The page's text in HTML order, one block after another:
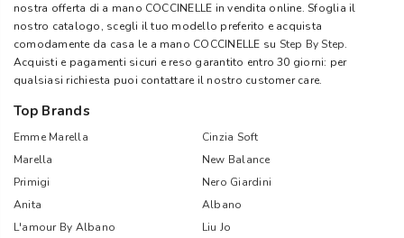
nostra offerta di a mano COCCINELLE in vendita online. Sfoglia il
nostro catalogo, scegli il tuo modello preferito e acquista
comodamente da casa le a mano COCCINELLE su Step By Step.
Acquisti e pagamenti sicuri e reso garantito entro 30 giorni: per
qualsiasi richiesta puoi contattare il nostro customer care.
Top Brands
Emme Marella
Cinzia Soft
Marella
New Balance
Primigi
Nero Giardini
Anita
Albano
L'amour By Albano
Liu Jo